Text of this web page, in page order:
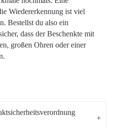
Wiedererkennung ist viel
Bestellst du also ein
dass der Beschenkte mit
großen Ohren oder einer